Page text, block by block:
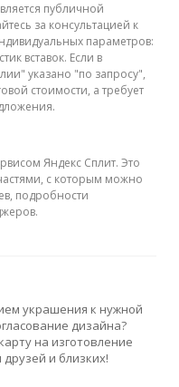
публичной
за консультацией к
параметров:
вставок. Если в
указано "по запросу",
стоимости, а требует
Яндекс Сплит. Это
с которым можно
подробности
украшения к нужной
дизайна?
на изготовление
и близких!